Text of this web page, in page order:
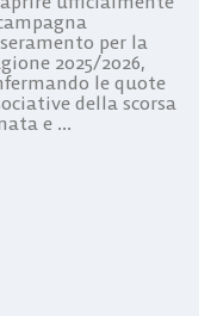
per la
2025/2026,
le quote
della scorsa
e ...